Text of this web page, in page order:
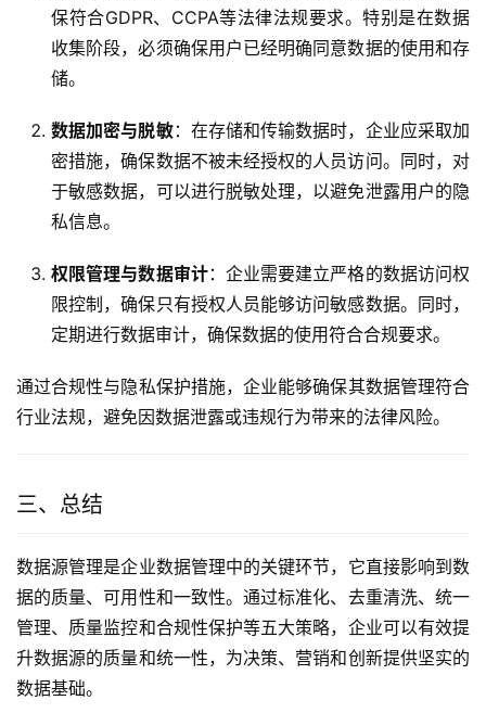
保符合GDPR、CCPA等法律法规要求。特别是在数据
收集阶段，必须确保用户已经明确同意数据的使用和存
储。
数据加密与脱敏：在存储和传输数据时，企业应采取加
密措施，确保数据不被未经授权的人员访问。同时，对
于敏感数据，可以进行脱敏处理，以避免泄露用户的隐
私信息。
权限管理与数据审计：企业需要建立严格的数据访问权
限控制，确保只有授权人员能够访问敏感数据。同时，
定期进行数据审计，确保数据的使用符合合规要求。
通过合规性与隐私保护措施，企业能够确保其数据管理符合
行业法规，避免因数据泄露或违规行为带来的法律风险。
三、总结
数据源管理是企业数据管理中的关键环节，它直接影响到数
据的质量、可用性和一致性。通过标准化、去重清洗、统一
管理、质量监控和合规性保护等五大策略，企业可以有效提
升数据源的质量和统一性，为决策、营销和创新提供坚实的
数据基础。